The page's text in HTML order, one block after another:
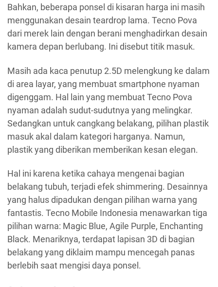
Bahkan, beberapa ponsel di kisaran harga ini masih
menggunakan desain teardrop lama. Tecno Pova
dari merek lain dengan berani menghadirkan desain
kamera depan berlubang. Ini disebut titik masuk.
Masih ada kaca penutup 2.5D melengkung ke dalam
di area layar, yang membuat smartphone nyaman
digenggam. Hal lain yang membuat Tecno Pova
nyaman adalah sudut-sudutnya yang melingkar.
Sedangkan untuk cangkang belakang, pilihan plastik
masuk akal dalam kategori harganya. Namun,
plastik yang diberikan memberikan kesan elegan.
Hal ini karena ketika cahaya mengenai bagian
belakang tubuh, terjadi efek shimmering. Desainnya
yang halus dipadukan dengan pilihan warna yang
fantastis. Tecno Mobile Indonesia menawarkan tiga
pilihan warna: Magic Blue, Agile Purple, Enchanting
Black. Menariknya, terdapat lapisan 3D di bagian
belakang yang diklaim mampu mencegah panas
berlebih saat mengisi daya ponsel.